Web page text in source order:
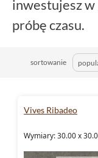
inwestujesz
próbę czasu.
sortowanie
Vives Ribadeo
Wymiary: 30.00 x